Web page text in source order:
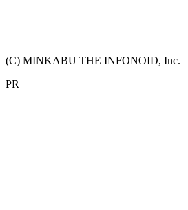
(C) MINKABU THE INFONOID, Inc.
PR